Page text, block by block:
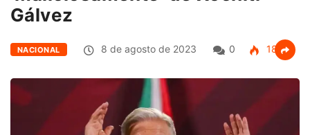
Gálvez
NACIONAL 8 de agosto de 2023 0 188